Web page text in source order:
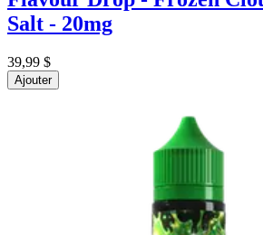
Salt - 20mg
39,99 $
Ajouter